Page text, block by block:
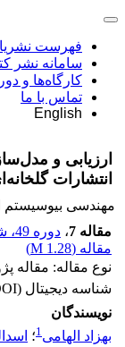
فهرست
سامانه نشر
کارگاه‌ها و
تماس با ما
English
ارزیابی و
انتشارات
مهندسی بیوسیستم
مقاله 7
، دوره 49، شماره 3
مقاله (1.28 M
)
نوع مقاله: مقاله
شناسه دیجیتال (DOI):
نویسندگان
بهزاد الهامی1؛